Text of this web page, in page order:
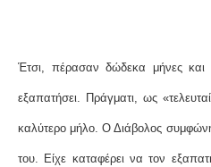
Έτσι, πέρασαν δώδεκα μήνες
εξαπατήσει. Πράγματι, ως
καλύτερο μήλο. Ο Διάβολος
του. Είχε καταφέρει να τον